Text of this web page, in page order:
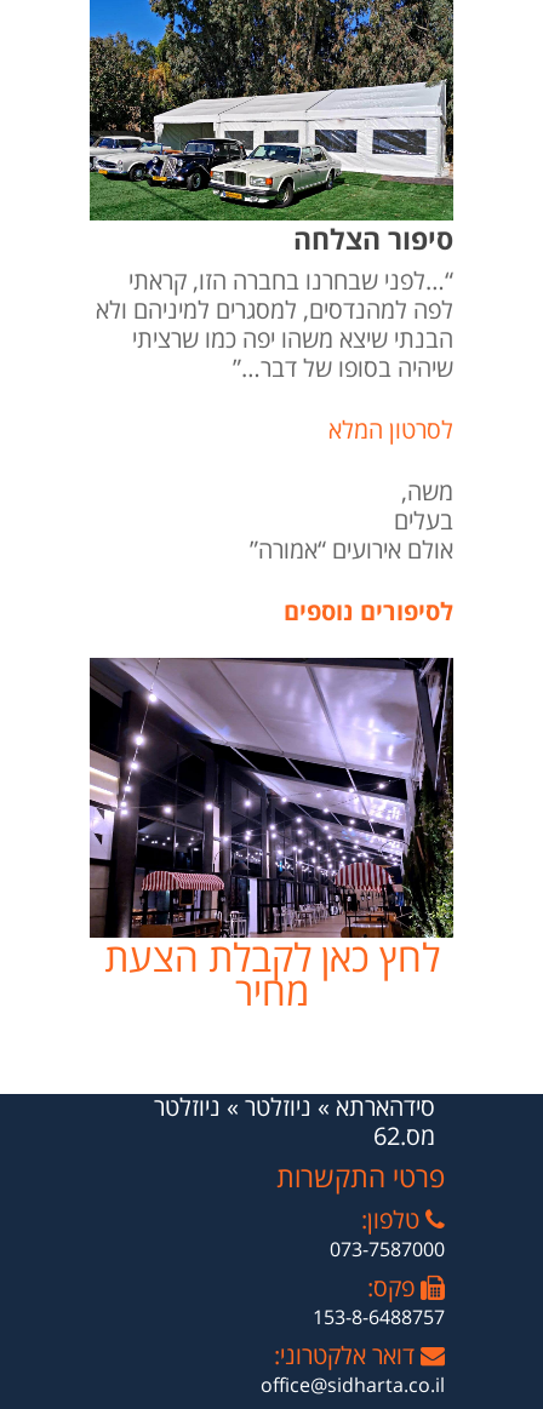
סיפור הצלחה
“…לפני שבחרנו בחברה הזו, קראתי
לפה למהנדסים, למסגרים למיניהם ולא
הבנתי שיצא משהו יפה כמו שרציתי
שיהיה בסופו של דבר…”
לסרטון המלא
משה,
בעלים
אולם אירועים “אמורה”
לסיפורים נוספים
לחץ כאן לקבלת הצעת
מחיר
סידהארתא » ניוזלטר » ניוזלטר
מס.62
פרטי התקשרות
טלפון:
073-7587000
פקס:
153-8-6488757
דואר אלקטרוני:
office@sidharta.co.il